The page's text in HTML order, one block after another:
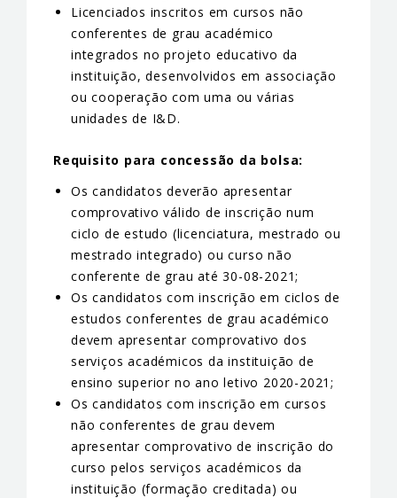
Licenciados inscritos em cursos não
conferentes de grau académico
integrados no projeto educativo da
instituição, desenvolvidos em associação
ou cooperação com uma ou várias
unidades de I&D.
Requisito para concessão da bolsa:
Os candidatos deverão apresentar
comprovativo válido de inscrição num
ciclo de estudo (licenciatura, mestrado ou
mestrado integrado) ou curso não
conferente de grau até 30-08-2021;
Os candidatos com inscrição em ciclos de
estudos conferentes de grau académico
devem apresentar comprovativo dos
serviços académicos da instituição de
ensino superior no ano letivo 2020-2021;
Os candidatos com inscrição em cursos
não conferentes de grau devem
apresentar comprovativo de inscrição do
curso pelos serviços académicos da
instituição (formação creditada) ou